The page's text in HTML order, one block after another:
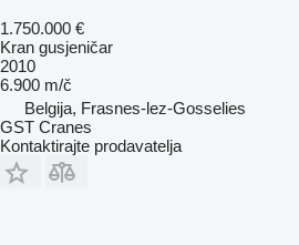
1.750.000 €
Kran gusjeničar
2010
6.900 m/č
Belgija, Frasnes-lez-Gosselies
GST Cranes
Kontaktirajte prodavatelja